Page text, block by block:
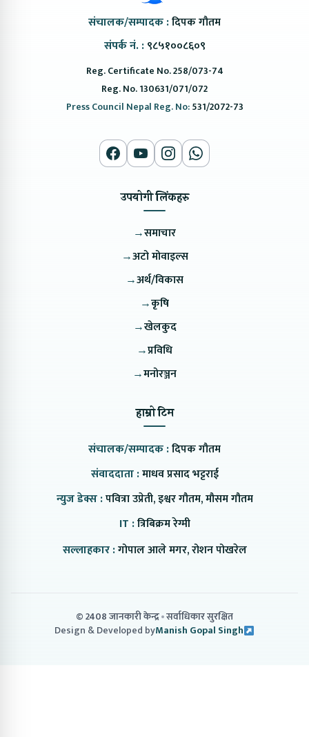
संचालक/सम्पादक :दिपक गौतम
संपर्क नं. : ९८५१००८६०९
Reg. Certificate No. 258/073-74
Reg. No. 130631/071/072
Press Council Nepal Reg. No:531/2072-73
उपयोगी लिंकहरु
→समाचार
→अटो मोवाइल्स
→अर्थ/विकास
→कृषि
→खेलकुद
→प्रविधि
→मनोरञ्जन
हाम्रो टिम
संचालक/सम्पादक :दिपक गौतम
संवाददाता :माधव प्रसाद भट्टराई
न्युज डेक्स :पवित्रा उप्रेती, इश्वर गौतम, मौसम गौतम
IT :त्रिबिक्रम रेग्मी
सल्लाहकार :गोपाल आले मगर, रोशन पोखरेल
© 2408 जानकारी केन्द्र सर्वाधिकार सुरक्षित
Design & Developed byManish Gopal Singh